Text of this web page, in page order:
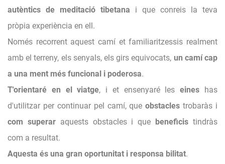
autèntics de meditació tibetana i que conreis la teva
pròpia experiència en ell.
Només recorrent aquest camí et familiaritzessis realment
amb el terreny, els senyals, els girs equivocats, un camí cap
a una ment més funcional i poderosa.
T'orientaré en el viatge, i et ensenyaré leseines has
d'utilitzar per continuar pel camí, queobstacles trobaràs i
com superaraquests obstacles i que beneficis tindràs
com a resultat.
Aquesta és una gran oportunitat i responsa bilitat.